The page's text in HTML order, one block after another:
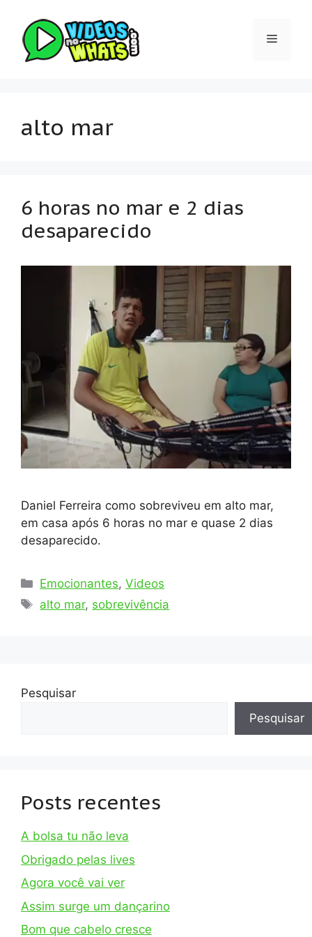
conteúdo
Menu
alto mar
6 horas no mar e 2 dias
desaparecido
Daniel Ferreira como sobreviveu em alto mar,
em casa após 6 horas no mar e quase 2 dias
desaparecido.
Categorias
Emocionantes,Videos
Tags
alto mar, sobrevivência
Pesquisar
Pesquisar
Posts recentes
A bolsa tu não leva
Obrigado pelas lives
Agora você vai ver
Assim surge um dançarino
Bom que cabelo cresce